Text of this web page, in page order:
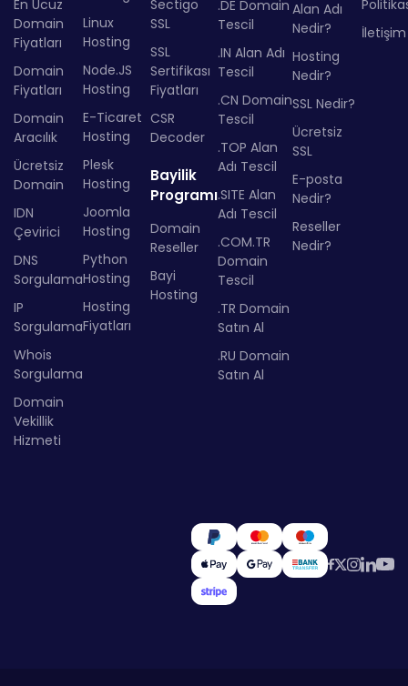
En Ucuz
Domain
Fiyatları
Domain
Fiyatları
Domain
Aracılık
Ücretsiz
Domain
IDN
Çevirici
DNS
Sorgulama
IP
Sorgulama
Whois
Sorgulama
Domain
Vekillik
Hizmeti
Linux
Hosting
Node.JS
Hosting
E-Ticaret
Hosting
Plesk
Hosting
Joomla
Hosting
Python
Hosting
Hosting
Fiyatları
Sectigo
SSL
SSL
Sertifikası
Fiyatları
CSR
Decoder
Bayilik
Programı
Domain
Reseller
Bayi
Hosting
.DE Domain
Tescil
.IN Alan Adı
Tescil
.CN Domain
Tescil
.TOP Alan
Adı Tescil
.SITE Alan
Adı Tescil
.COM.TR
Domain
Tescil
.TR Domain
Satın Al
.RU Domain
Satın Al
Alan Adı
Nedir?
Hosting
Nedir?
SSL Nedir?
Ücretsiz
SSL
E-posta
Nedir?
Reseller
Nedir?
İletişim